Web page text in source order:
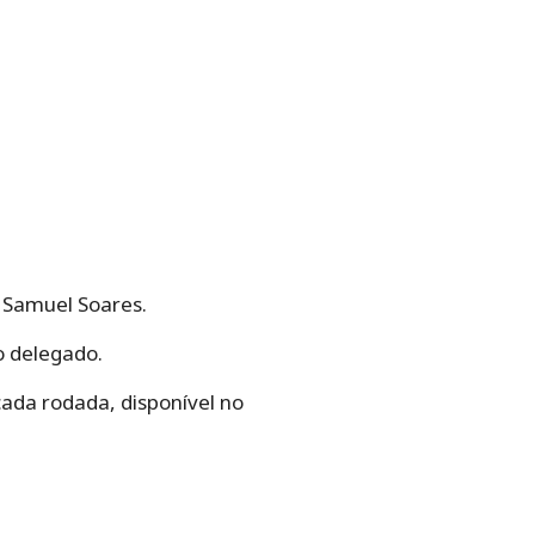
Soares.
delegado.
rodada, disponível no